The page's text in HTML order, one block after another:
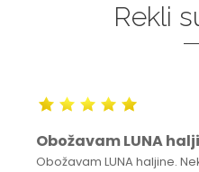
Rekli
Obožavam LUNA
Obožavam LUNA haljine.